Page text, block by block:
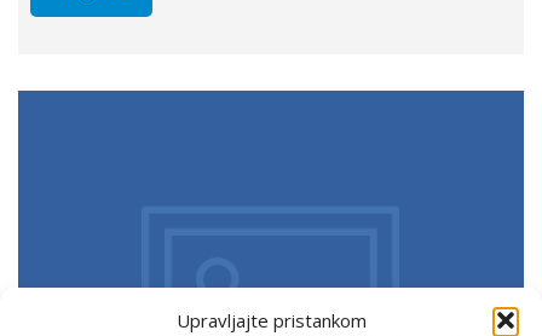
Upravljajte pristankom